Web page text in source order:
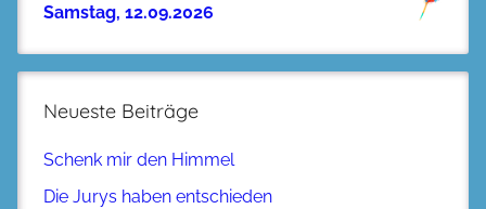
Samstag, 12.09.2026
Neueste Beiträge
Schenk mir den Himmel
Die Jurys haben entschieden